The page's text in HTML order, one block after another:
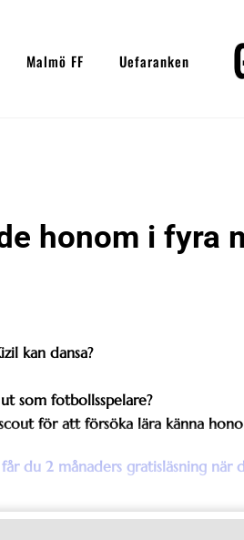
Malmö FF Uefaranken
honom i fyra
kan dansa?
som fotbollsspelare?
för att försöka lära känna
du 2 månaders gratisläsning när